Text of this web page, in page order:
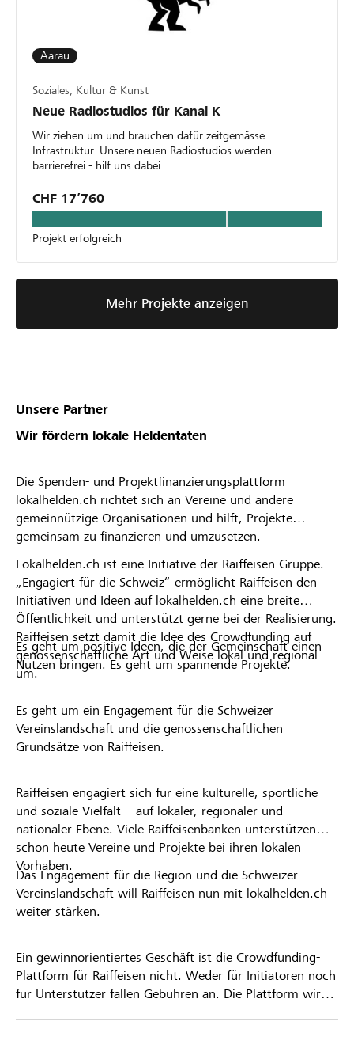
Aarau
Soziales, Kultur & Kunst
Neue Radiostudios für Kanal K
Wir ziehen um und brauchen dafür zeitgemässe
Infrastruktur. Unsere neuen Radiostudios werden
barrierefrei - hilf uns dabei.
CHF 17’760
Projekt erfolgreich
Mehr Projekte anzeigen
Unsere Partner
Wir fördern lokale Heldentaten
Die Spenden- und Projektfinanzierungsplattform
lokalhelden.ch richtet sich an Vereine und andere
gemeinnützige Organisationen und hilft, Projekte
gemeinsam zu finanzieren und umzusetzen.
Lokalhelden.ch ist eine Initiative der Raiffeisen Gruppe.
„Engagiert für die Schweiz“ ermöglicht Raiffeisen den
Initiativen und Ideen auf lokalhelden.ch eine breite
Öffentlichkeit und unterstützt gerne bei der Realisierung.
Raiffeisen setzt damit die Idee des Crowdfunding auf
genossenschaftliche Art und Weise lokal und regional
um.
Es geht um positive Ideen, die der Gemeinschaft einen
Nutzen bringen. Es geht um spannende Projekte.
Es geht um ein Engagement für die Schweizer
Vereinslandschaft und die genossenschaftlichen
Grundsätze von Raiffeisen.
Raiffeisen engagiert sich für eine kulturelle, sportliche
und soziale Vielfalt – auf lokaler, regionaler und
nationaler Ebene. Viele Raiffeisenbanken unterstützen
schon heute Vereine und Projekte bei ihren lokalen
Vorhaben.
Das Engagement für die Region und die Schweizer
Vereinslandschaft will Raiffeisen nun mit lokalhelden.ch
weiter stärken.
Ein gewinnorientiertes Geschäft ist die Crowdfunding-
Plattform für Raiffeisen nicht. Weder für Initiatoren noch
für Unterstützer fallen Gebühren an. Die Plattform wird